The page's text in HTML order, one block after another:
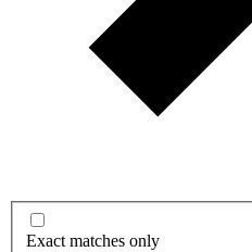
Exact matches only